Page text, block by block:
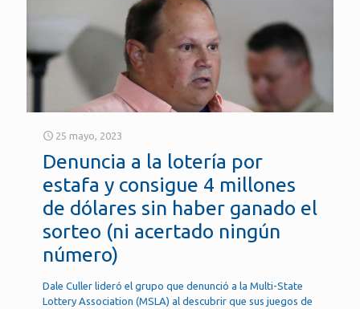
25 mayo, 2023
Denuncia a la lotería por
estafa y consigue 4 millones
de dólares sin haber ganado el
sorteo (ni acertado ningún
número)
Dale Culler lideró el grupo que denunció a la Multi-State
Lottery Association (MSLA) al descubrir que sus juegos de